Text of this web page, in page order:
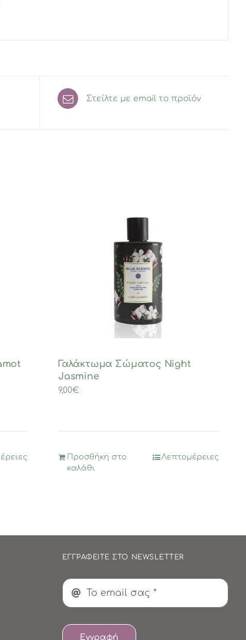
Στείλτε με email το προϊόν
Γαλάκτωμα Σώματος Night
Jasmine
9,00€
Προσθήκη στο
καλάθι
Λεπτομέρειες
ΕΓΓΡΑΦΕΙΤΕ ΣΤΟ NEWSLETTER
Εγγραφή